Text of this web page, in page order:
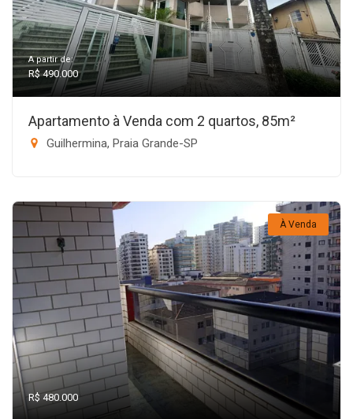
A partir de:
R$ 490.000
Apartamento à Venda com 2 quartos, 85m²
Guilhermina, Praia Grande-SP
À Venda
R$ 480.000